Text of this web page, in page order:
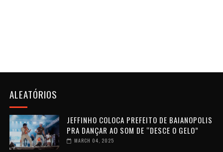
ALEATÓRIOS
JEFFINHO COLOCA PREFEITO DE BAIANOPOLIS
PRA DANÇAR AO SOM DE “DESCE O GELO”
MARCH 04, 2025